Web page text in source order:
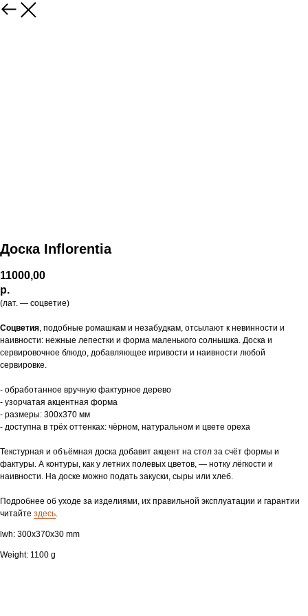
Доска Inflorentia
11000,00
р.
(лат. — соцветие)
Соцветия , подобные ромашкам и незабудкам, отсылают к невинности и
наивности: нежные лепестки и форма маленького солнышка. Доска и
сервировочное блюдо, добавляющее игривости и наивности любой
сервировке.
- обработанное вручную фактурное дерево
- узорчатая акцентная форма
- размеры: 300х370 мм
- доступна в трёх оттенках: чёрном, натуральном и цвете ореха
Текстурная и объёмная доска добавит акцент на стол за счёт формы и
фактуры. А контуры, как у летних полевых цветов, — нотку лёгкости и
наивности. На доске можно подать закуски, сыры или хлеб.
Подробнее об уходе за изделиями, их правильной эксплуатации и гарантии
читайте здесь
lwh: 300x370x30 mm
Weight: 1100 g